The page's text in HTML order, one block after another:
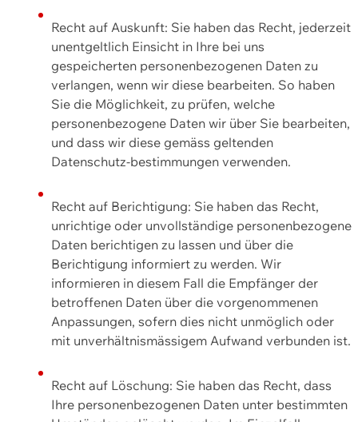
Recht auf Auskunft: Sie haben das Recht, jederzeit
unentgeltlich Einsicht in Ihre bei uns
gespeicherten personenbezogenen Daten zu
verlangen, wenn wir diese bearbeiten. So haben
Sie die Möglichkeit, zu prüfen, welche
personenbezogene Daten wir über Sie bearbeiten,
und dass wir diese gemäss geltenden
Datenschutz-bestimmungen verwenden.
Recht auf Berichtigung: Sie haben das Recht,
unrichtige oder unvollständige personenbezogene
Daten berichtigen zu lassen und über die
Berichtigung informiert zu werden. Wir
informieren in diesem Fall die Empfänger der
betroffenen Daten über die vorgenommenen
Anpassungen, sofern dies nicht unmöglich oder
mit unverhältnismässigem Aufwand verbunden ist.
Recht auf Löschung: Sie haben das Recht, dass
Ihre personenbezogenen Daten unter bestimmten